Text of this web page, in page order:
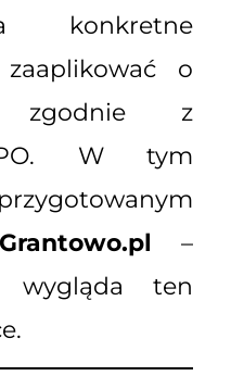
konkretne
o
zgodnie z
W tym
Grantowo.pl –
wygląda ten